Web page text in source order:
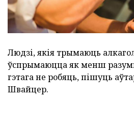
Людзі, якія трымаюць
ўспрымаюцца як менш
гэтага не робяць, пішуць
Швайцер.